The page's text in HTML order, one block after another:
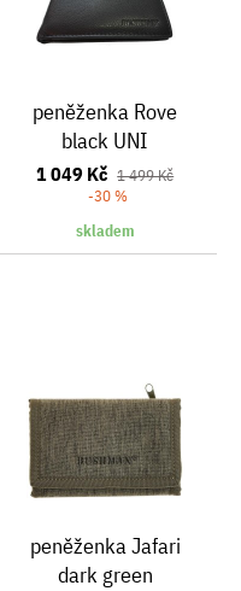
peněženka Rove
black UNI
1 049 Kč 1 499 Kč
-30 %
skladem
peněženka Jafari
dark green